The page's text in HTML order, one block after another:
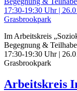
Im Arbeitskreis
Begegnung &
17:30-19:30 Uhr |
Grasbrookpark
Arbeitskreis